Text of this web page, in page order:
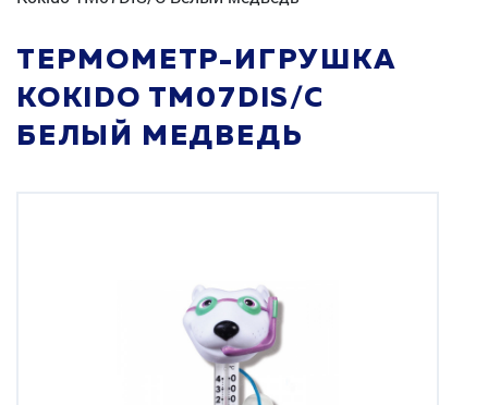
ТЕРМОМЕТР-ИГРУШКА
KOKIDO TM07DIS/C
БЕЛЫЙ МЕДВЕДЬ